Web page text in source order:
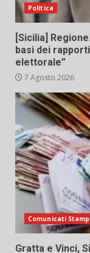
Politica
[Sicilia]
basi dei
elettorale”
7 Agosto 2026
Comunicati
Gratta e Vinci,